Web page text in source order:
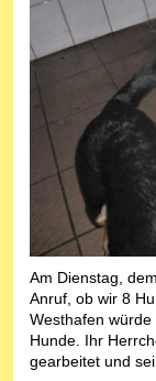
Am Dienstag,
Anruf, ob wir 8
Westhafen
Hunde. Ihr
gearbeitet und